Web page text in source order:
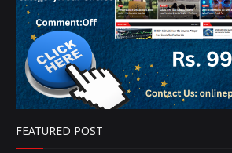
FEATURED POST